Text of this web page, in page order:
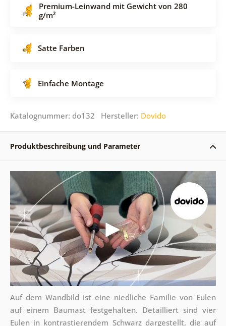
Premium-Leinwand mit Gewicht von 280
g/m²
Satte Farben
Einfache Montage
Katalognummer: do132 Hersteller: Dovido
Produktbeschreibung und Parameter
Auf dem Wandbild ist eine niedliche Familie von Eulen
auf einem Baumast festgehalten. Detailliert sind vier
Eulen in kontrastierendem Schwarz dargestellt, die auf